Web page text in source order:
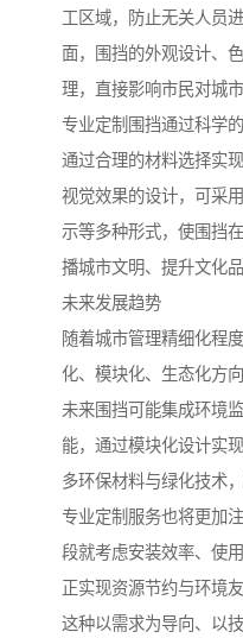
工区域，防止无关人员
面，围挡的外观设计、
理，直接影响市民对城
专业定制围挡通过科学
通过合理的材料选择实
视觉效果的设计，可采
示等多种形式，使围挡
播城市文明、提升文化品
未来发展趋势
随着城市管理精细化程
化、模块化、生态化方向
未来围挡可能集成环境
能，通过模块化设计实
多环保材料与绿化技术
专业定制服务也将更加
段就考虑安装效率、使
正实现资源节约与环境友
这种以需求为导向、以